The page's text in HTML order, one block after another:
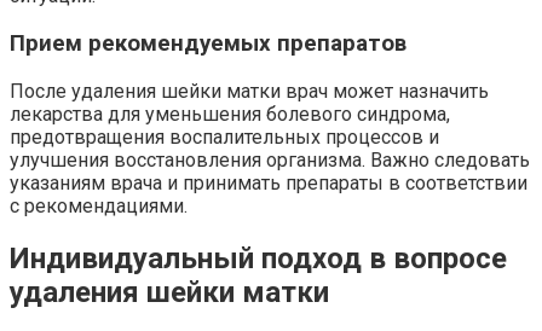
Прием рекомендуемых препаратов
После удаления шейки матки врач может назначить
лекарства для уменьшения болевого синдрома,
предотвращения воспалительных процессов и
улучшения восстановления организма. Важно следовать
указаниям врача и принимать препараты в соответствии
с рекомендациями.
Индивидуальный подход в вопросе
удаления шейки матки